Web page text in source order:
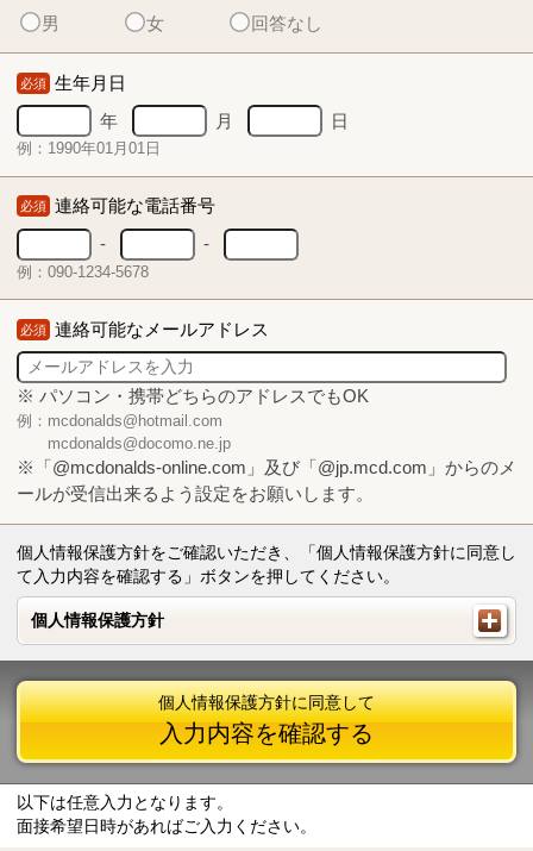
男
女 回答なし
必須 生年月日
年
月 日
例：1990年01月01日
必須 連絡可能な電話番号
-
-
例：090-1234-5678
必須 連絡可能なメールアドレス
※ パソコン・携帯どちらのアドレスでもOK
例：mcdonalds@hotmail.com
mcdonalds@docomo.ne.jp
※「@mcdonalds-online.com」及び「@jp.mcd.com」からのメ
ールが受信出来るよう設定をお願いします。
個人情報保護方針をご確認いただき、「個人情報保護方針に同意し
て入力内容を確認する」ボタンを押してください。
個人情報保護方針
個人情報保護方針
個人情報保護方針に同意して
入力内容を確認する
以下は任意入力となります。
面接希望日時があればご入力ください。